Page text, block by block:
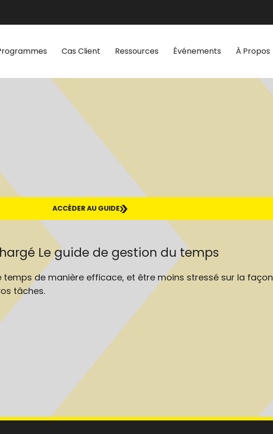
Cas Client Ressources Événements À Propos
ACCÉDER AU GUIDE
Le guide de gestion du temps
temps de manière efficace, et être moins stressé sur la façon
tâches.